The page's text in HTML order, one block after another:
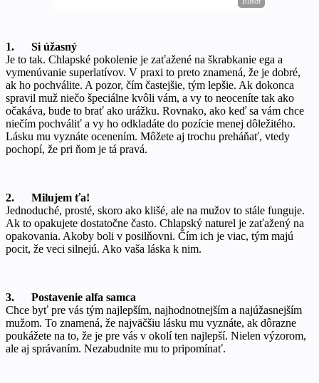
1. Si úžasný
Je to tak. Chlapské pokolenie je zaťažené na škrabkanie ega a
vymenúvanie superlatívov. V praxi to preto znamená, že je dobré,
ak ho pochválite. A pozor, čím častejšie, tým lepšie. Ak dokonca
spravil muž niečo špeciálne kvôli vám, a vy to neoceníte tak ako
očakáva, bude to brať ako urážku. Rovnako, ako keď sa vám chce
niečím pochváliť a vy ho odkladáte do pozície menej dôležitého.
Lásku mu vyznáte ocenením. Môžete aj trochu preháňať, vtedy
pochopí, že pri ňom je tá pravá.
2. Milujem ťa!
Jednoduché, prosté, skoro ako klišé, ale na mužov to stále funguje.
Ak to opakujete dostatočne často. Chlapský naturel je zaťažený na
opakovania. Akoby boli v posilňovni. Čím ich je viac, tým majú
pocit, že veci silnejú. Ako vaša láska k nim.
3. Postavenie alfa samca
Chce byť pre vás tým najlepším, najhodnotnejším a najúžasnejším
mužom. To znamená, že najväčšiu lásku mu vyznáte, ak dôrazne
poukážete na to, že je pre vás v okolí ten najlepší. Nielen výzorom,
ale aj správaním. Nezabudnite mu to pripomínať.